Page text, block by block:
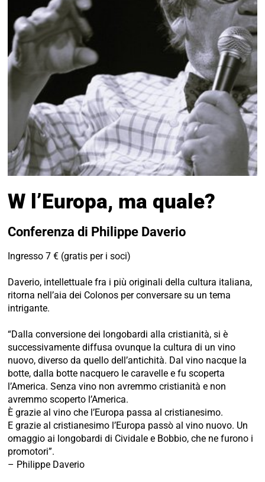
W l’Europa, ma quale?
Conferenza di Philippe Daverio
Ingresso 7 € (gratis per i soci)
Daverio, intellettuale fra i più originali della cultura italiana,
ritorna nell’aia dei Colonos per conversare su un tema
intrigante.
“Dalla conversione dei longobardi alla cristianità, si è
successivamente diffusa ovunque la cultura di un vino
nuovo, diverso da quello dell’antichità. Dal vino nacque la
botte, dalla botte nacquero le caravelle e fu scoperta
l’America. Senza vino non avremmo cristianità e non
avremmo scoperto l’America.
È grazie al vino che l’Europa passa al cristianesimo.
E grazie al cristianesimo l’Europa passò al vino nuovo. Un
omaggio ai longobardi di Cividale e Bobbio, che ne furono i
promotori”.
– Philippe Daverio